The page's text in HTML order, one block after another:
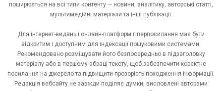
поширюється на всі типи контенту — новини, аналітику, авторські статті,
мультимедійні матеріали та інші публікації.
Для інтернет-видань і онлайн-платформ гіперпосилання має бути
відкритим і доступним для індексації пошуковими системами.
Рекомендовано розміщувати його безпосередньо в підзаголовку
матеріалу або в першому абзаці тексту, щоб забезпечити коректне
посилання на джерело та підвищити прозорість походження інформації.
Редакція вебсайту не завжди поділяє думки, висловлені авторами